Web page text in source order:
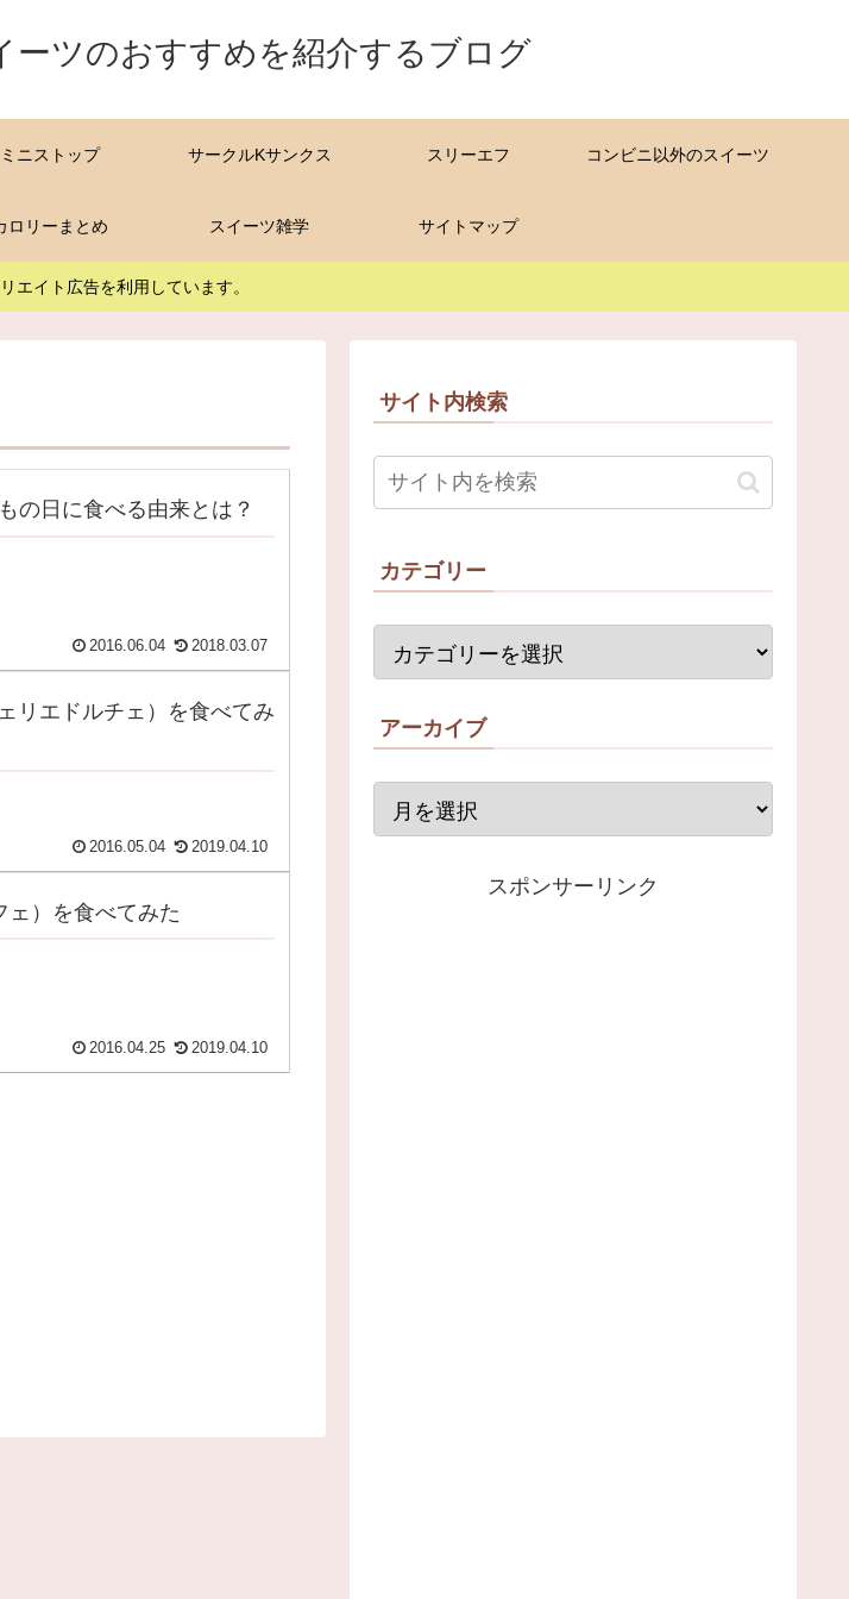
ーツのおすすめを紹介するブログ
ミニストップ サークルKサンクス スリーエフ コンビニ以外のスイーツ
ロリーまとめ スイーツ雑学 サイトマップ
エイト広告を利用しています。
の日に食べる由来とは？
2016.06.04 2018.03.07
リエドルチェ）を食べてみ
2016.05.04 2019.04.10
ェ）を食べてみた
2016.04.25 2019.04.10
サイト内検索
カテゴリー
アーカイブ
スポンサーリンク